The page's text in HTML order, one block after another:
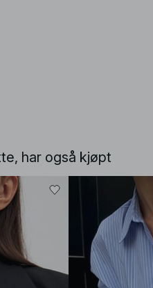
har også kjøpt